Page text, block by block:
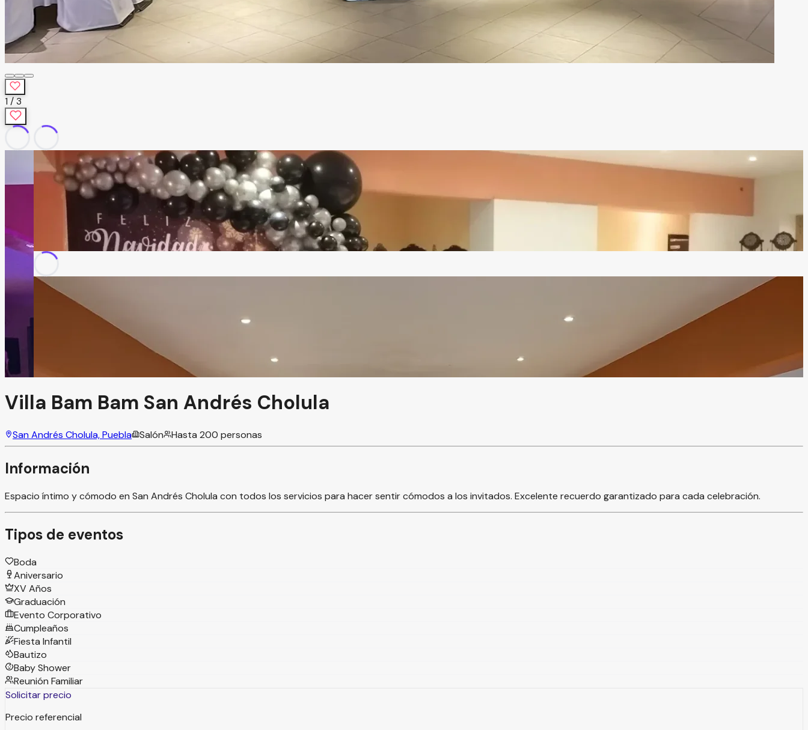
1 /3
Villa Bam Bam San Andrés Cholula
San Andrés Cholula, Puebla Salón Hasta 200 personas
Información
Espacio íntimo y cómodo en San Andrés Cholula con todos los servicios para hacer sentir cómodos a los invitados. Excelente recuerdo garantizado para cada celebración.
Tipos de eventos
Boda
Aniversario
XV Años
Graduación
Evento Corporativo
Cumpleaños
Fiesta Infantil
Bautizo
Baby Shower
Reunión Familiar
Solicitar precio
Precio referencial